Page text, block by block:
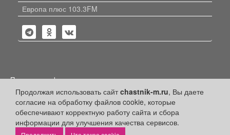
Продолжая использовать сайтchastnik-m.ru, Вы даете
согласие на обработку файлов cookie, которые
обеспечивают корректную работу сайта и сбора
информации для улучшения качества сервисов.
Европа плюс 103.3FM
Политика конфиденциальности
Публикации с пометкой «Реклама», «На правах рекламы»,
«Партнёрский проект» оплачены рекламодателем.
Редакция сайта не несет ответственности за достоверность
информации, содержащейся в рекламных материалах и
объявлениях.